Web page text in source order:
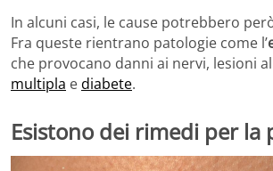
In alcuni casi, le cause potrebbero
Fra queste rientrano patologie come l’
che provocano danni ai nervi, lesioni
multipla ediabete.
Esistono dei rimedi per la